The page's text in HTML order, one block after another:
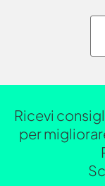
Ricevi
per